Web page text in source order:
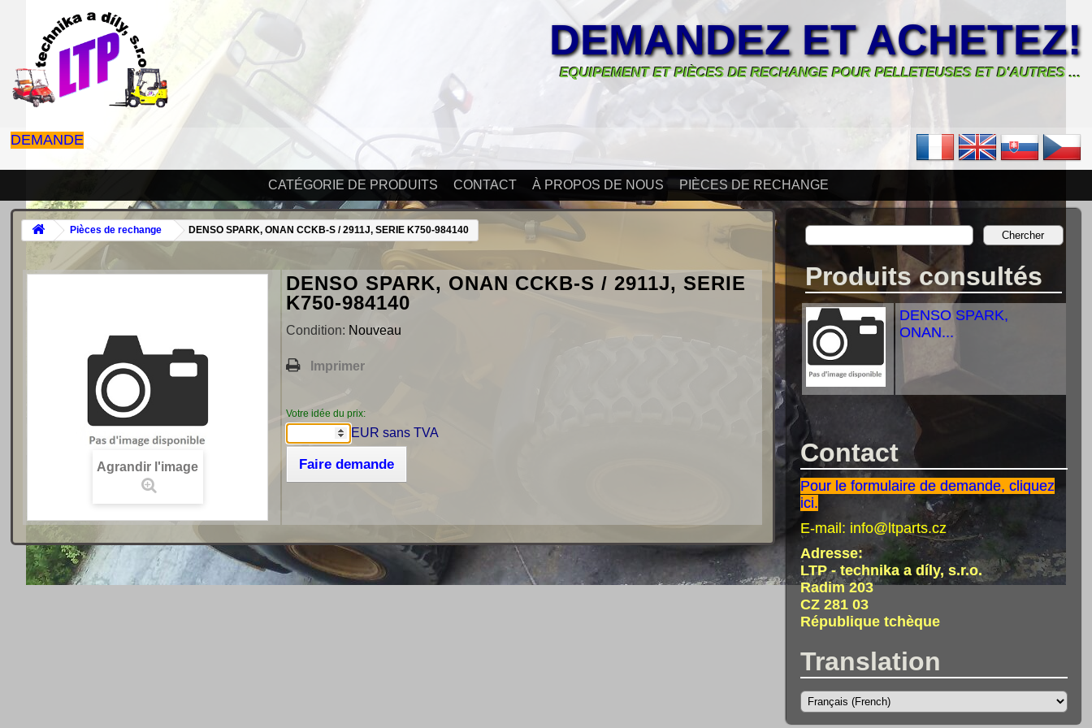
DEMANDEZ ET ACHETEZ!
EQUIPEMENT ET PIÈCES DE RECHANGE POUR PELLETEUSES ET D'AUTRES ...
DEMANDE
CATÉGORIE DE PRODUITS CONTACT À PROPOS DE NOUS PIÈCES DE RECHANGE
Produits consultés
DENSO SPARK,
ONAN...
Contact
Pour le formulaire de demande, cliquez
ici.
E-mail: info@ltparts.cz
Adresse:
LTP - technika a díly, s.r.o.
Radim 203
CZ 281 03
République tchèque
Translation
Pièces de rechange DENSO SPARK, ONAN CCKB-S / 2911J, SERIE K750-984140
Agrandir l'image
DENSO SPARK, ONAN CCKB-S / 2911J, SERIE
K750-984140
Condition: Nouveau
Imprimer
Votre idée du prix:
EUR sans TVA
Faire demande